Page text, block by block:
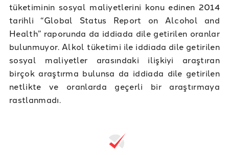
tüketiminin sosyal maliyetlerini konu edinen 2014
tarihli “Global Status Report on Alcohol and
Health” raporunda da iddiada dile getirilen oranlar
bulunmuyor. Alkol tüketimi ile iddiada dile getirilen
sosyal maliyetler arasındaki ilişkiyi araştıran
birçok araştırma bulunsa da iddiada dile getirilen
netlikte ve oranlarda geçerli bir araştırmaya
rastlanmadı.